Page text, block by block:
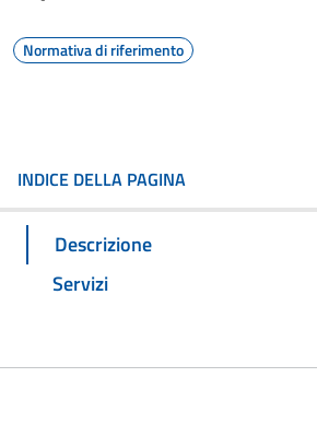
Normativa di riferimento
INDICE DELLA PAGINA
Descrizione
Servizi